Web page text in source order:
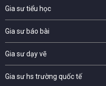
Gia sư tiểu học
Gia sư báo bài
Gia sư dạy vẽ
Gia sư hs trường quốc tế